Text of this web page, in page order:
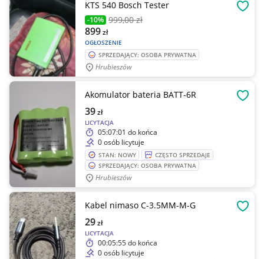
KTS 540 Bosch Tester
-10% 999,00 zł
OGŁOSZENIE
899zł
SPRZEDAJĄCY: OSOBA PRYWATNA
Hrubieszów
Akomulator bateria BATT-6R
LICYTACJA
39zł
05:07:01 do końca
0 osób licytuje
STAN: NOWY
CZĘSTO SPRZEDAJE
SPRZEDAJĄCY: OSOBA PRYWATNA
Hrubieszów
Kabel nimaso C-3.5MM-M-G
LICYTACJA
29zł
00:05:55do końca
0 osób licytuje